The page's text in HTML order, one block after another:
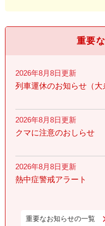
重要
2026年8月8日更新
列車運休のお知らせ（大
2026年8月8日更新
クマに注意のおしらせ
2026年8月8日更新
熱中症警戒アラート
重要なお知らせの一覧